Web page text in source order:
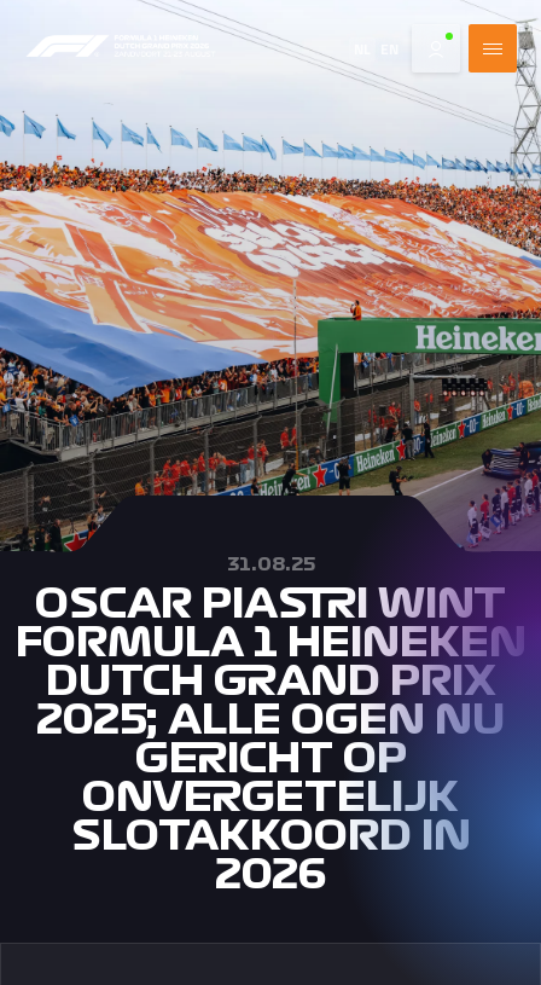
31.08.25
OSCAR PIASTRI WINT
FORMULA 1 HEINEKEN
DUTCH GRAND PRIX
2025; ALLE OGEN NU
GERICHT OP
ONVERGETELIJK
SLOTAKKOORD IN
2026